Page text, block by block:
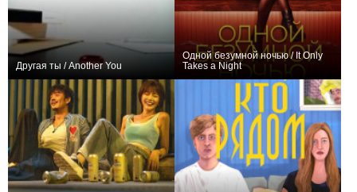
Другая ты / Another You
Одной безумной ночью / It Only
Takes a Night